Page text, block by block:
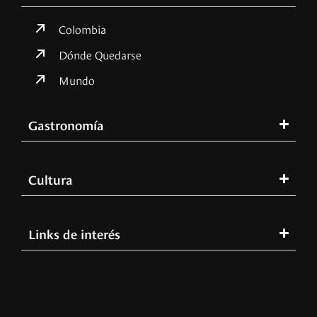
Colombia
Dónde Quedarse
Mundo
Gastronomía
Cultura
Links de interés